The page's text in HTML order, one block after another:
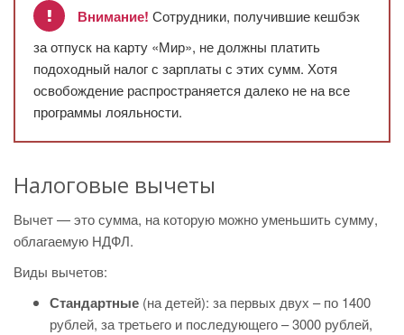
Внимание! Сотрудники, получившие кешбэк
за отпуск на карту «Мир», не должны платить
подоходный налог с зарплаты с этих сумм. Хотя
освобождение распространяется далеко не на все
программы лояльности.
Налоговые вычеты
Вычет — это сумма, на которую можно уменьшить сумму,
облагаемую НДФЛ.
Виды вычетов:
Стандартные (на детей): за первых двух – по 1400
рублей, за третьего и последующего – 3000 рублей,